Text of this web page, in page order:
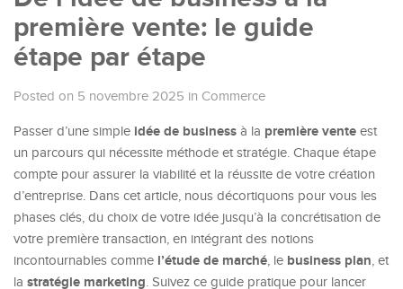
première vente: le guide
étape par étape
Posted on 5 novembre 2025 in Commerce
Passer d’une simple idée de business à la première vente est
un parcours qui nécessite méthode et stratégie. Chaque étape
compte pour assurer la viabilité et la réussite de votre création
d’entreprise. Dans cet article, nous décortiquons pour vous les
phases clés, du choix de votre idée jusqu’à la concrétisation de
votre première transaction, en intégrant des notions
incontournables comme l’étude de marché, le business plan, et
la stratégie marketing. Suivez ce guide pratique pour lancer